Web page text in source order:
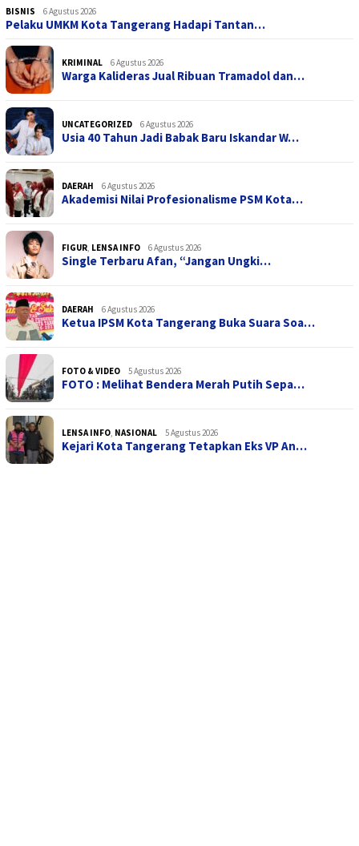
BISNIS 6 Agustus 2026
Pelaku UMKM Kota Tangerang Hadapi Tantan…
KRIMINAL 6 Agustus 2026
Warga Kalideras Jual Ribuan Tramadol dan…
UNCATEGORIZED 6 Agustus 2026
Usia 40 Tahun Jadi Babak Baru Iskandar W…
DAERAH 6 Agustus 2026
Akademisi Nilai Profesionalisme PSM Kota…
FIGUR, LENSA INFO 6 Agustus 2026
Single Terbaru Afan, “Jangan Ungki…
DAERAH 6 Agustus 2026
Ketua IPSM Kota Tangerang Buka Suara Soa…
FOTO & VIDEO 5 Agustus 2026
FOTO : Melihat Bendera Merah Putih Sepa…
LENSA INFO, NASIONAL 5 Agustus 2026
Kejari Kota Tangerang Tetapkan Eks VP An…